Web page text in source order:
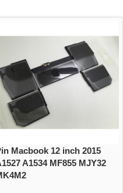
Macbook 12 inch 2015
A1534 MF855 MJY32